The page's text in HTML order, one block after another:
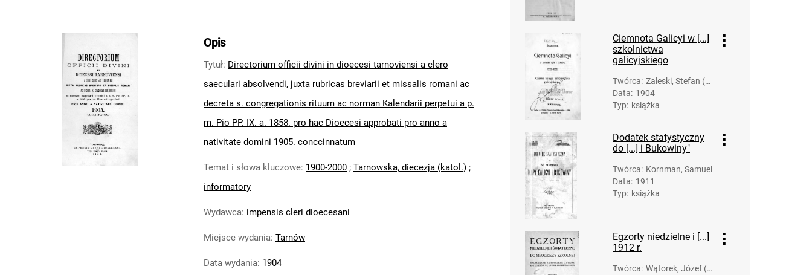
Opis
Tytuł: Directorium officii divini in dioecesi tarnoviensi a clero
saeculari absolvendi, juxta rubricas breviarii et missalis romani ac
decreta s. congregationis rituum ac norman Kalendarii perpetui a p.
m. Pio PP. IX. a. 1858. pro hac Dioecesi approbati pro anno a
nativitate domini 1905. conccinnatum
Temat i słowa kluczowe: 1900-2000 ; Tarnowska, diecezja (katol.) ;
informatory
Wydawca: impensis cleri dioecesani
Miejsce wydania: Tarnów
Data wydania: 1904
Ciemnota Galicyi w [...]
szkolnictwa
galicyjskiego
Twórca: Zaleski, Stefan (1
859-1916)
Data: 1904
Typ: książka
Dodatek statystyczny
do [...] i Bukowiny"
Twórca: Kornman, Samuel
Data: 1911
Typ: książka
Egzorty niedzielne i [...]
1912 r.
Twórca: Wątorek, Józef (1